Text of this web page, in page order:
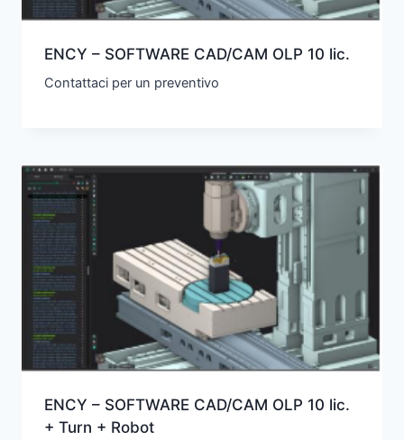
ENCY – SOFTWARE CAD/CAM OLP 10 lic.
Contattaci per un preventivo
ENCY – SOFTWARE CAD/CAM OLP 10 lic.
+ Turn + Robot